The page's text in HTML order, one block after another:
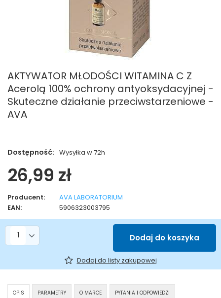
AKTYWATOR MŁODOŚCI WITAMINA C Z
Acerolą 100% ochrony antyoksydacyjnej -
Skuteczne działanie przeciwstarzeniowe -
AVA
Dostępność: Wysyłka w 72h
26,99 zł
Producent:
AVA LABORATORIUM
EAN:
5906323003795
Liczba produktów
Dodaj do koszyka
Dodaj do listy zakupowej
OPIS PARAMETRY O MARCE PYTANIA I ODPOWIEDZI